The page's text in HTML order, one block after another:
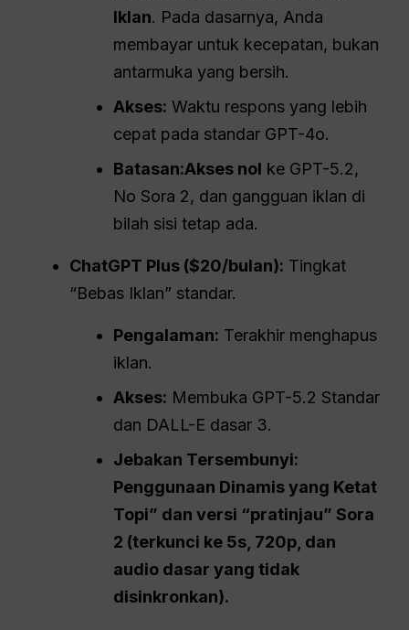
Iklan. Pada dasarnya, Anda
membayar untuk kecepatan, bukan
antarmuka yang bersih.
Akses: Waktu respons yang lebih
cepat pada standar GPT-4o.
Batasan:Akses nol ke GPT-5.2,
No Sora 2, dan gangguan iklan di
bilah sisi tetap ada.
ChatGPT Plus ($20/bulan): Tingkat
“Bebas Iklan” standar.
Pengalaman: Terakhir menghapus
iklan.
Akses: Membuka GPT-5.2 Standar
dan DALL-E dasar 3.
Jebakan Tersembunyi:
Penggunaan Dinamis yang Ketat
Topi” dan versi “pratinjau” Sora
2 (terkunci ke 5s, 720p, dan
audio dasar yang tidak
disinkronkan).